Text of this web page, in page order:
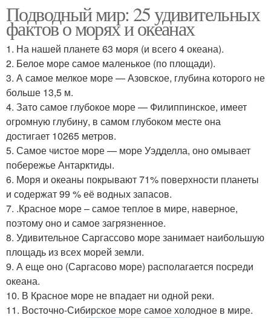
Подводный мир: 25 удивительных
фактов о морях и океанах
1. На нашей планете 63 моря (и всего 4 океана).
2. Белое море самое маленькое (по площади).
3. А самое мелкое море — Азовское, глубина которого не
больше 13,5 м.
4. Зато самое глубокое море — Филиппинское, имеет
огромную глубину, в самом глубоком месте она
достигает 10265 метров.
5. Самое чистое море — море Уэдделла, оно омывает
побережье Антарктиды.
6. Моря и океаны покрывают 71% поверхности планеты
и содержат 99 % её водных запасов.
7. .Красное море – самое теплое в мире, наверное,
поэтому оно и самое загрязненное.
8. Удивительное Саргассово море занимает наибольшую
площадь из всех морей земли.
9. А еще оно (Саргасово море) располагается посреди
океана.
10. В Красное море не впадает ни одной реки.
11. Восточно-Сибирское море самое холодное в мире.